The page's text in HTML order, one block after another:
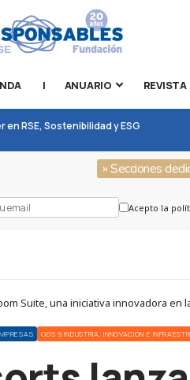
| ANUARIO REVISTA
RSE, Sostenibilidad y ESG
» Secciones
Acepto la
Suite, una iniciativa innovadora
ODS 9 INDUSTRIA, INNOVACIÓN E